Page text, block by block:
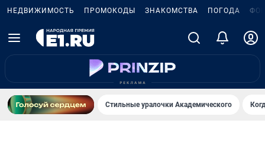
НЕДВИЖИМОСТЬ ПРОМОКОДЫ ЗНАКОМСТВА ПОГОДА
Стильные уралочки Академического